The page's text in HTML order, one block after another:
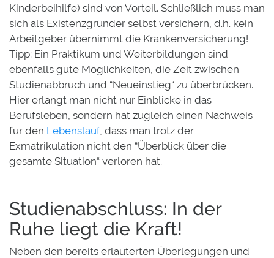
Kinderbeihilfe) sind von Vorteil. Schließlich muss man
sich als Existenzgründer selbst versichern, d.h. kein
Arbeitgeber übernimmt die Krankenversicherung!
Tipp: Ein Praktikum und Weiterbildungen sind
ebenfalls gute Möglichkeiten, die Zeit zwischen
Studienabbruch und “Neueinstieg“ zu überbrücken.
Hier erlangt man nicht nur Einblicke in das
Berufsleben, sondern hat zugleich einen Nachweis
für den Lebenslauf, dass man trotz der
Exmatrikulation nicht den “Überblick über die
gesamte Situation“ verloren hat.
Studienabschluss: In der
Ruhe liegt die Kraft!
Neben den bereits erläuterten Überlegungen und